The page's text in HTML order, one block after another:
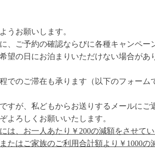
うお願いします。
、ご予約の確認ならびに各種キャンペー
望の日にお泊まりいただけない場合があ
でのご滞在も承ります（以下のフォーム
すが、私どもからお送りするメールにご
よろしくお願いいたします。
は、お一人あたり￥200の減額をさせて
たはご家族のご利用合計額より￥1000の